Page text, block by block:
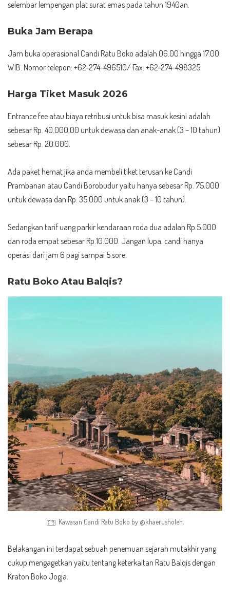
selembar lempengan plat surat emas pada tahun 1940an.
Buka Jam Berapa
Jam buka operasional Candi Ratu Boko adalah 06.00 hingga 17.00
WIB. Nomor telepon: +62-274-496510/ Fax: +62-274-498325.
Harga Tiket Masuk 2026
Entrance fee atau biaya retribusi untuk bisa masuk kesini adalah
sebesar Rp. 40.000,00 untuk dewasa dan anak-anak (3 – 10 tahun)
sebesar Rp. 20.000.
Ada paket hemat jika anda membeli tiket terusan ke Candi
Prambanan atau Candi Borobudur yaitu hanya sebesar Rp. 75.000
untuk dewasa dan Rp. 35.000 untuk anak (3 – 10 tahun).
Sedangkan tarif uang parkir kendaraan roda dua adalah Rp.5.000
dan roda empat sebesar Rp.10.000. Jangan lupa, candi hanya
operasi dari jam 6 pagi sampai 5 sore.
Ratu Boko Atau Balqis?
Kawasan Candi Ratu Boko by @khaerusholeh.
Belakangan ini terdapat sebuah penemuan sejarah mutakhir yang
cukup mengagetkan yaitu tentang keterkaitan Ratu Balqis dengan
Kraton Boko Jogja.